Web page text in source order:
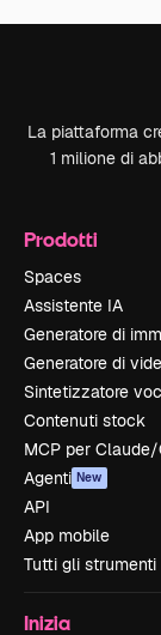
La piattaforma
1 milione di
Prodotti
Spaces
Assistente IA
Generatore di
Generatore di
Sintetizzatore
Contenuti stock
MCP per Claude/
Agenti New
API
App mobile
Tutti gli strumenti
Inizia